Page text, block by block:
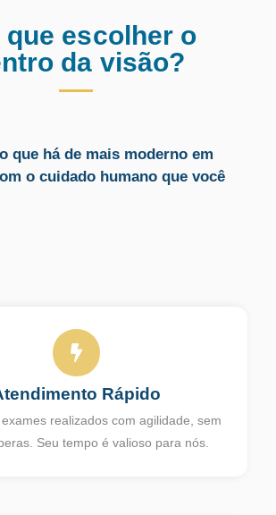
que escolher o
da visão?
que há de mais moderno em
o cuidado humano que você
Rápido
realizados com agilidade, sem
Seu tempo é valioso para nós.